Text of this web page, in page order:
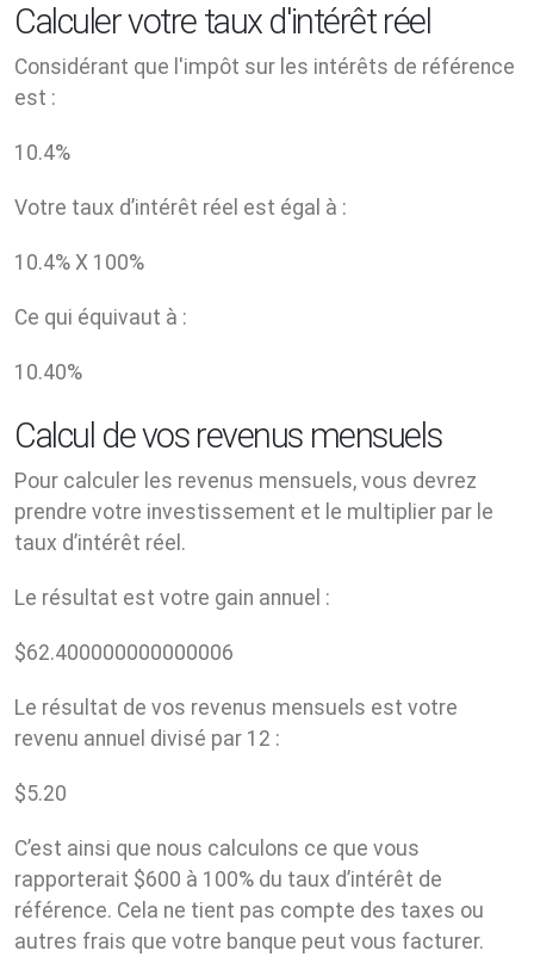
Calculer votre taux d'intérêt réel
Considérant que l'impôt sur les intérêts de référence
est :
10.4%
Votre taux d’intérêt réel est égal à :
10.4% X 100%
Ce qui équivaut à :
10.40%
Calcul de vos revenus mensuels
Pour calculer les revenus mensuels, vous devrez
prendre votre investissement et le multiplier par le
taux d’intérêt réel.
Le résultat est votre gain annuel :
$62.400000000000006
Le résultat de vos revenus mensuels est votre
revenu annuel divisé par 12 :
$5.20
C’est ainsi que nous calculons ce que vous
rapporterait $600 à 100% du taux d’intérêt de
référence. Cela ne tient pas compte des taxes ou
autres frais que votre banque peut vous facturer.